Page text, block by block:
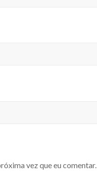
vez que eu comentar.